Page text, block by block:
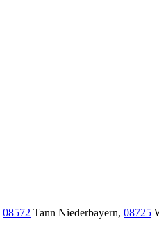
08572 Tann Niederbayern, 08725